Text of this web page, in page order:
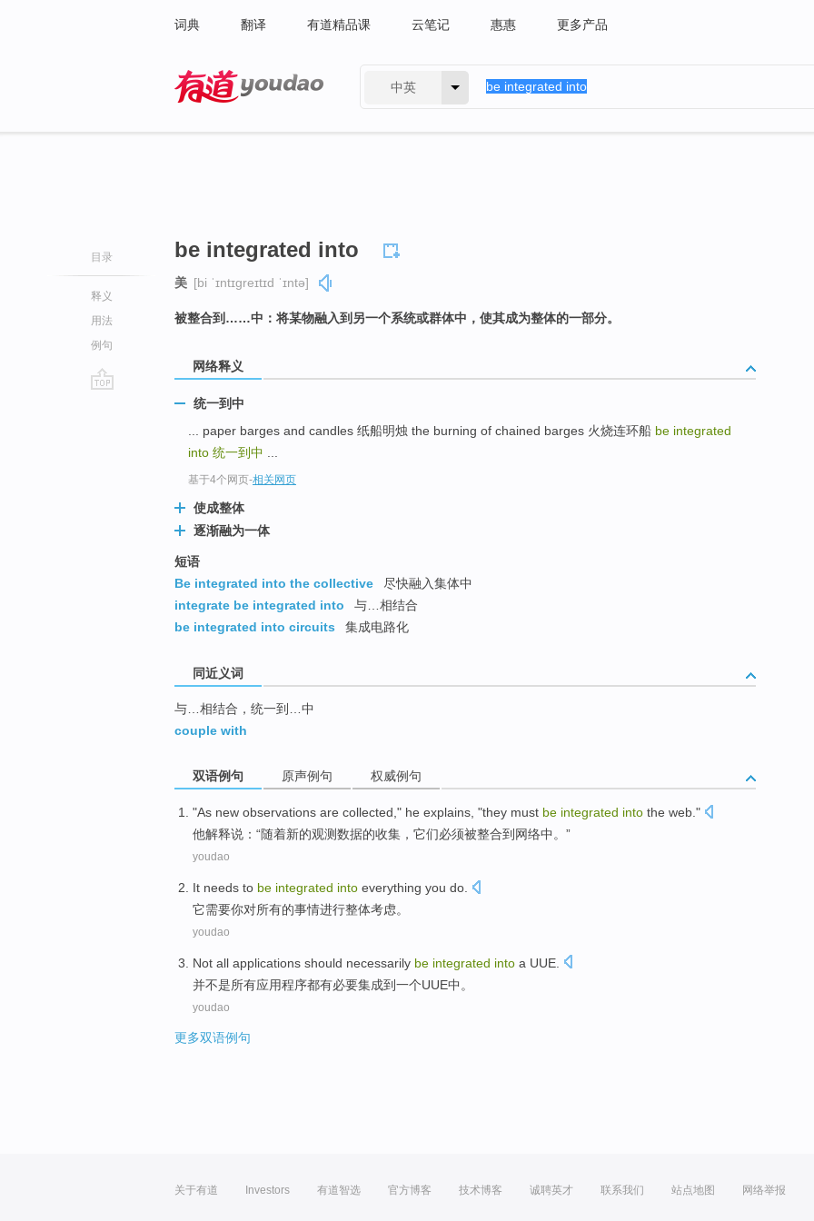
词典 翻译 有道精品课 云笔记 惠惠 更多产品
中英
目录
释义
用法
例句
be integrated into
美 [bi ˈɪntɪɡreɪtɪd ˈɪntə]
被整合到……中：将某物融入到另一个系统或群体中，使其成为整体的一部分。
网络释义
统一到中
... paper barges and candles 纸船明烛 the burning of chained barges 火烧连环船 be integrated
into 统一到中
基于4个网页-相关网页
使成整体
逐渐融为一体
短语
Be integrated into the collective
尽快融入集体中
integrate be integrated into
与…相结合
be integrated into circuits
集成电路化
同近义词
与…相结合，统一到…中
couple with
双语例句 原声例句 权威例句
"As new observations are collected ," he explains , "they must be integrated into the web ."
他解释说 ：“随着新的观测数据的收集 ， 它们必须被整合到 网络中。”
youdao
It needs to be integrated into everything you do.
它需要你对所有的事情进行整体考虑。
youdao
Not all applications should necessarily be integrated into a UUE
并不是所有应用程序都有必要集成到一个UUE中 。
youdao
更多双语例句
关于有道 Investors 有道智选 官方博客 技术博客 诚聘英才 联系我们 站点地图 网络举报